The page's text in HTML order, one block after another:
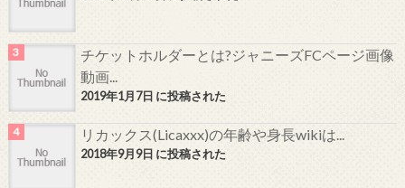
チケットホルダーとは?ジャニーズFCページ画像
動画...
2019年1月7日 に投稿された
リカックス(Licaxxx)の年齢や身長wikiは...
2018年9月9日 に投稿された